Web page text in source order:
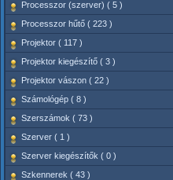
Processzor (szerver) ( 5 )
Processzor hűtő ( 223 )
Projektor ( 117 )
Projektor kiegészítő ( 3 )
Projektor vászon ( 22 )
Számológép ( 8 )
Szerszámok ( 73 )
Szerver ( 1 )
Szerver kiegészítők ( 0 )
Szkennerek ( 43 )